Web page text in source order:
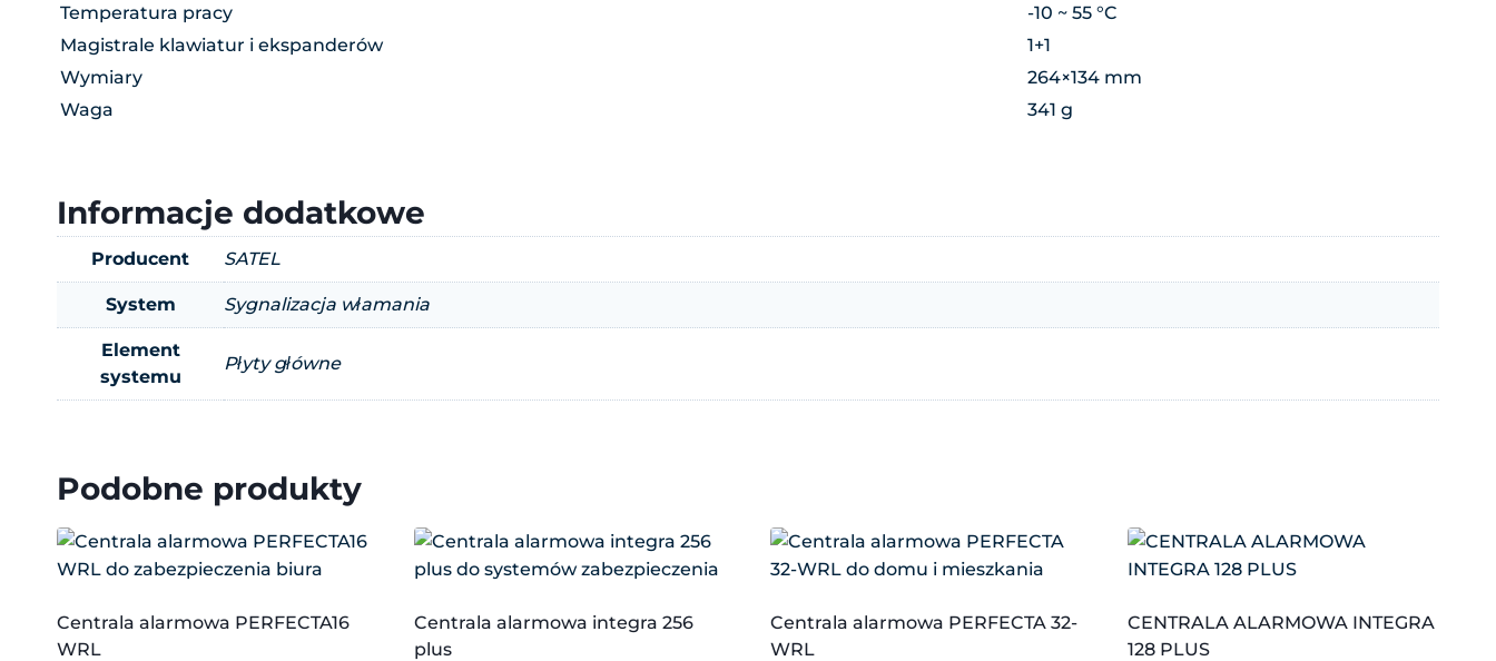
Temperatura pracy
-10 ~ 55 °C
Magistrale klawiatur i ekspanderów
1+1
Wymiary
264×134 mm
Waga
341 g
Informacje dodatkowe
Producent SATEL
System Sygnalizacja włamania
Element
systemu
Płyty główne
Podobne produkty
Centrala alarmowa PERFECTA16
WRL
Centrala alarmowa integra 256
plus
Centrala alarmowa PERFECTA 32-
WRL
CENTRALA ALARMOWA INTEGRA
128 PLUS